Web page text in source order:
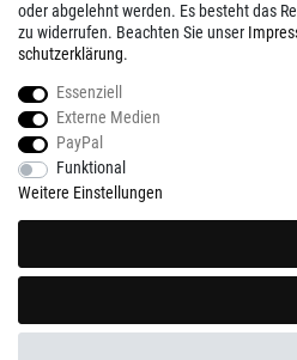
oder abgelehnt werden. Es besteht das
zu widerrufen. Beachten Sie unser
schutz­erklärung.
Essenziell
Externe Medien
PayPal
Funktional
Weitere Einstellungen